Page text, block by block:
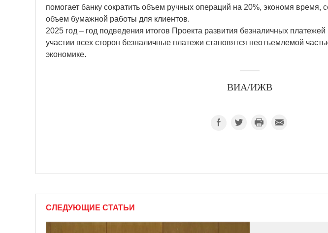
помогает банку сократить объем ручных операций на 20%, экономя
объем бумажной работы для клиентов.
2025 год – год подведения итогов Проекта развития безналичных
участии всех сторон безналичные платежи становятся неотъемлемой
экономике.
ВИА/ИЖВ
СЛЕДУЮЩИЕ СТАТЬИ